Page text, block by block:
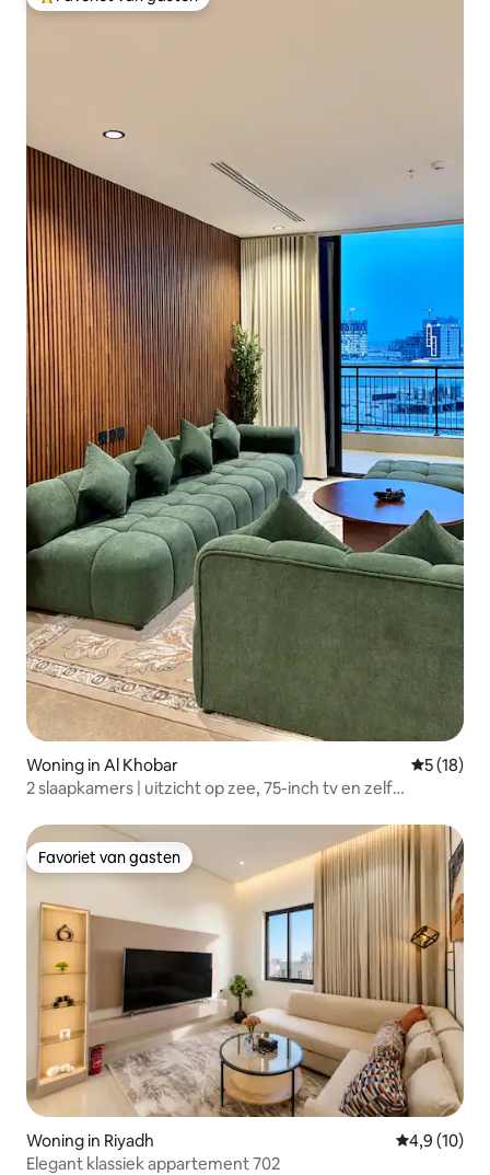
Topfavoriet van gasten
Woning in Al Khobar
5 (18)
2 slaapkamers | uitzicht op zee, 75-inch tv en zelf
Favoriet van gasten
Favoriet van gasten
Woning in Riyadh
4,9 (10)
Elegant klassiek appartement 702